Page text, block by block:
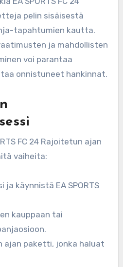
pelin sisäisestä
tapahtumien kautta.
ja mahdollisten
voi parantaa
onnistuneet hankinnat.
FC 24 Rajoitetun ajan
vaiheita:
ja käynnistä EA SPORTS
kauppaan tai
ajan paketti, jonka haluat